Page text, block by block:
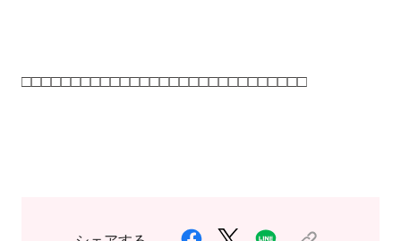
□□□□□□□□□□□□□□□□□□□□□□□□□□□□□